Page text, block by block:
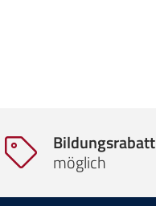
Bildungsrabatt
möglich